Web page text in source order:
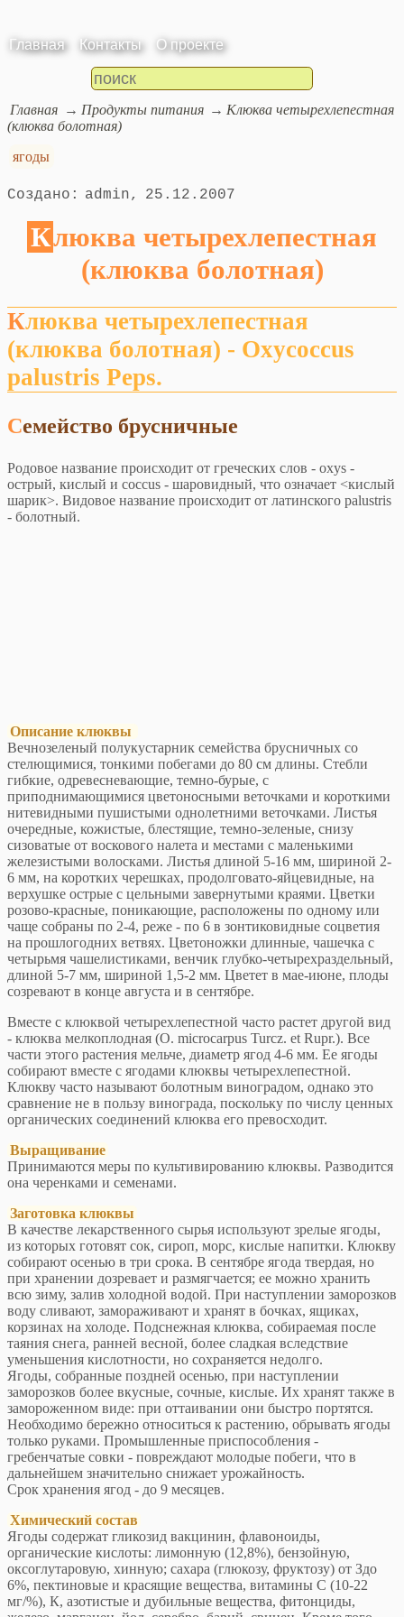
Главная Контакты О проекте
Главная Продукты питания
Клюква четырехлепестная
(клюква болотная)
ягоды
admin 25.12.2007
Клюква четырехлепестная
(клюква болотная)
Клюква четырехлепестная
(клюква болотная) - Oxycoccus
palustris Peps.
Семейство брусничные
Родовое название происходит от греческих слов - oxys -
острый, кислый и coccus - шаровидный, что означает <кислый
шарик>. Видовое название происходит от латинского palustris
- болотный.
Описание клюквы
Вечнозеленый полукустарник семейства брусничных со
стелющимися, тонкими побегами до 80 см длины. Стебли
гибкие, одревесневающие, темно-бурые, с
приподнимающимися цветоносными веточками и короткими
нитевидными пушистыми однолетними веточками. Листья
очередные, кожистые, блестящие, темно-зеленые, снизу
сизоватые от воскового налета и местами с маленькими
железистыми волосками. Листья длиной 5-16 мм, шириной 2-
6 мм, на коротких черешках, продолговато-яйцевидные, на
верхушке острые с цельными завернутыми краями. Цветки
розово-красные, поникающие, расположены по одному или
чаще собраны по 2-4, реже - по 6 в зонтиковидные соцветия
на прошлогодних ветвях. Цветоножки длинные, чашечка с
четырьмя чашелистиками, венчик глубко-четырехраздельный,
длиной 5-7 мм, шириной 1,5-2 мм. Цветет в мае-июне, плоды
созревают в конце августа и в сентябре.
Вместе с клюквой четырехлепестной часто растет другой вид
- клюква мелкоплодная (О. microcarpus Turcz. et Rupr.). Все
части этого растения мельче, диаметр ягод 4-6 мм. Ее ягоды
собирают вместе с ягодами клюквы четырехлепестной.
Клюкву часто называют болотным виноградом, однако это
сравнение не в пользу винограда, поскольку по числу ценных
органических соединений клюква его превосходит.
Выращивание
Принимаются меры по культивированию клюквы. Разводится
она черенками и семенами.
Заготовка клюквы
В качестве лекарственного сырья используют зрелые ягоды,
из которых готовят сок, сироп, морс, кислые напитки. Клюкву
собирают осенью в три срока. В сентябре ягода твердая, но
при хранении дозревает и размягчается; ее можно хранить
всю зиму, залив холодной водой. При наступлении заморозков
воду сливают, замораживают и хранят в бочках, ящиках,
корзинах на холоде. Подснежная клюква, собираемая после
таяния снега, ранней весной, более сладкая вследствие
уменьшения кислотности, но сохраняется недолго.
Ягоды, собранные поздней осенью, при наступлении
заморозков более вкусные, сочные, кислые. Их хранят также в
замороженном виде: при оттаивании они быстро портятся.
Необходимо бережно относиться к растению, обрывать ягоды
только руками. Промышленные приспособления -
гребенчатые совки - повреждают молодые побеги, что в
дальнейшем значительно снижает урожайность.
Срок хранения ягод - до 9 месяцев.
Химический состав
Ягоды содержат гликозид вакцинин, флавоноиды,
органические кислоты: лимонную (12,8%), бензойную,
оксоглутаровую, хинную; сахара (глюкозу, фруктозу) от Здо
6%, пектиновые и красящие вещества, витамины С (10-22
мг/%), К, азотистые и дубильные вещества, фитонциды,